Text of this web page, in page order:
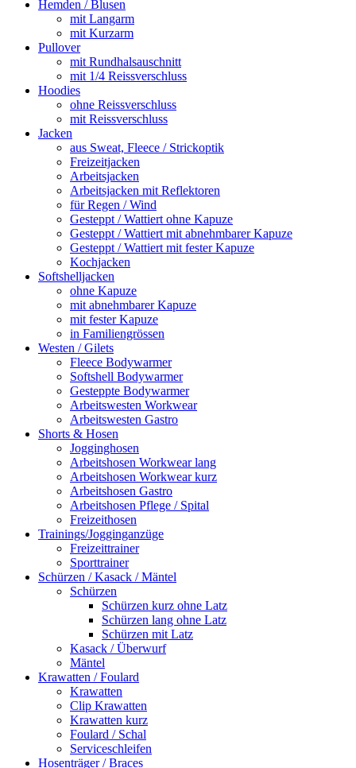
Hemden / Blusen
mit Langarm
mit Kurzarm
Pullover
mit Rundhalsauschnitt
mit 1/4 Reissverschluss
Hoodies
ohne Reissverschluss
mit Reissverschluss
Jacken
aus Sweat, Fleece / Strickoptik
Freizeitjacken
Arbeitsjacken
Arbeitsjacken mit Reflektoren
für Regen / Wind
Gesteppt / Wattiert ohne Kapuze
Gesteppt / Wattiert mit abnehmbarer Kapuze
Gesteppt / Wattiert mit fester Kapuze
Kochjacken
Softshelljacken
ohne Kapuze
mit abnehmbarer Kapuze
mit fester Kapuze
in Familiengrössen
Westen / Gilets
Fleece Bodywarmer
Softshell Bodywarmer
Gesteppte Bodywarmer
Arbeitswesten Workwear
Arbeitswesten Gastro
Shorts & Hosen
Jogginghosen
Arbeitshosen Workwear lang
Arbeitshosen Workwear kurz
Arbeitshosen Gastro
Arbeitshosen Pflege / Spital
Freizeithosen
Trainings/Jogginganzüge
Freizeittrainer
Sporttrainer
Schürzen / Kasack / Mäntel
Schürzen
Schürzen kurz ohne Latz
Schürzen lang ohne Latz
Schürzen mit Latz
Kasack / Überwurf
Mäntel
Krawatten / Foulard
Krawatten
Clip Krawatten
Krawatten kurz
Foulard / Schal
Serviceschleifen
Hosenträger / Braces